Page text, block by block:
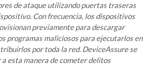
de ataque utilizando puertas traseras
Con frecuencia, los dispositivos
previamente para descargar
programas maliciosos para ejecutarlos en
por toda la red. DeviceAssure se
esta manera de cometer delitos